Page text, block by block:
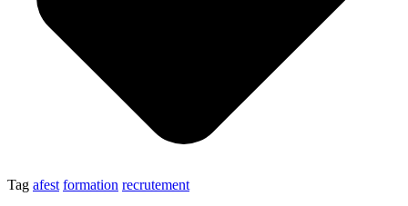
Tag afest formation recrutement